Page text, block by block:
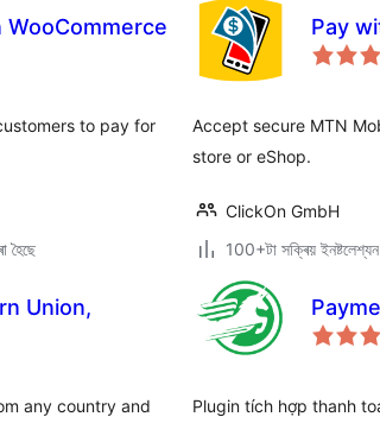
to pay for
হৈছে
Pay
Accept secure MTN
store or eShop.
ClickOn GmbH
100+টা সক্ৰিয় ইনষ্টলেশ্যন
Union,
any country and
Plugin tích hợp thanh